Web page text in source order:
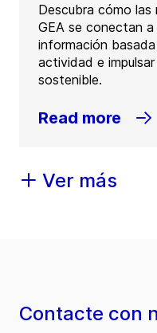
Descubra cómo las
GEA se conectan
información
actividad e
sostenible.
Read more
Ver más
Contacte con